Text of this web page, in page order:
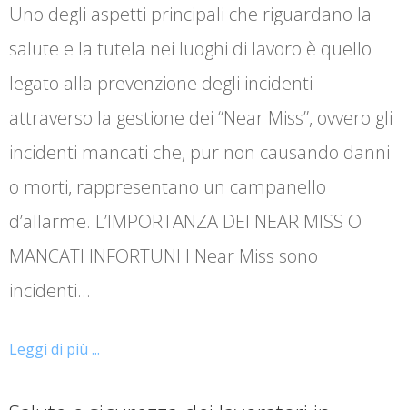
Uno degli aspetti principali che riguardano la
salute e la tutela nei luoghi di lavoro è quello
legato alla prevenzione degli incidenti
attraverso la gestione dei “Near Miss”, ovvero gli
incidenti mancati che, pur non causando danni
o morti, rappresentano un campanello
d’allarme. L’IMPORTANZA DEI NEAR MISS O
MANCATI INFORTUNI I Near Miss sono
incidenti…
Leggi di più ...